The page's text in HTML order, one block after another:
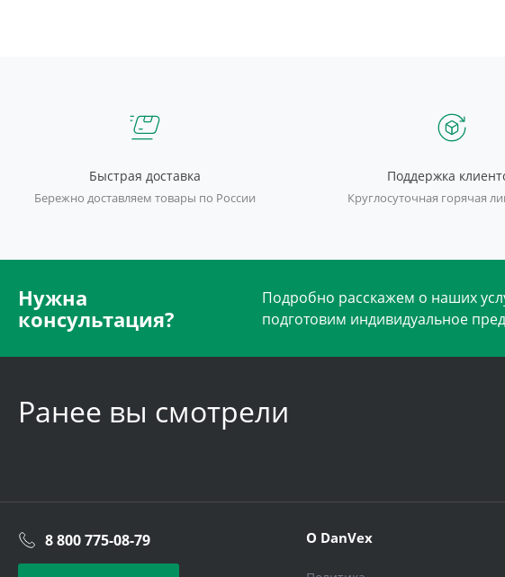
Быстрая доставка
Бережно доставляем товары по России
Поддержка
Круглосуточная горячая
Нужна
консультация?
Подробно расскажем о наших
подготовим индивидуальное
Ранее вы смотрели
8 800 775-08-79 О DanVex